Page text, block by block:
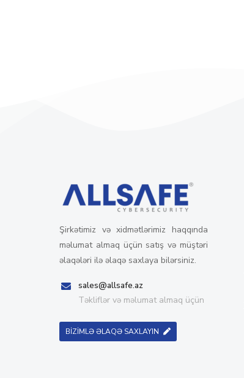
Şirkətimiz və xidmətlərimiz haqqında
məlumat almaq üçün satış və müştəri
əlaqələri ilə əlaqə saxlaya bilərsiniz.
sales@allsafe.az
Təkliflər və məlumat almaq üçün
BİZİMLƏ ƏLAQƏ SAXLAYIN